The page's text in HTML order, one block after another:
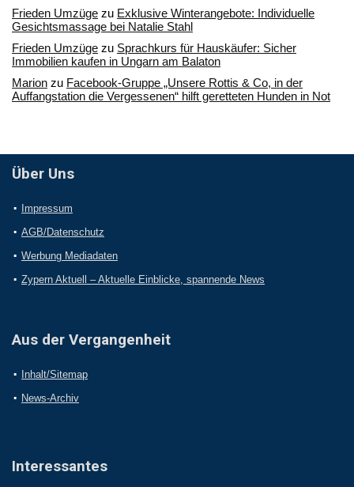
Frieden Umzüge zu Exklusive Winterangebote: Individuelle
Gesichtsmassage bei Natalie Stahl
Frieden Umzüge zu Sprachkurs für Hauskäufer: Sicher
Immobilien kaufen in Ungarn am Balaton
Marion zu Facebook-Gruppe „Unsere Rottis & Co, in der
Auffangstation die Vergessenen“ hilft geretteten Hunden in Not
Über Uns
Impressum
AGB/Datenschutz
Werbung Mediadaten
Zypern Aktuell – Aktuelle Einblicke, spannende News
Aus der Vergangenheit
Inhalt/Sitemap
News-Archiv
Interessantes